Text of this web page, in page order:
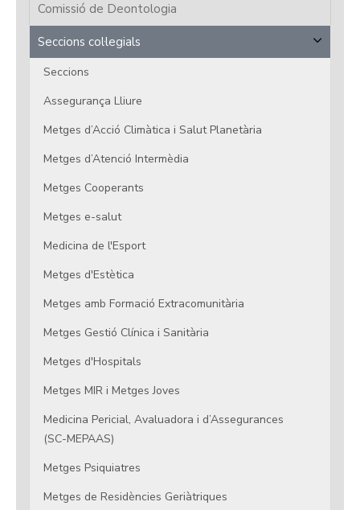
Comissió de Deontologia
Seccions col·legials
Seccions
Assegurança Lliure
Metges d’Acció Climàtica i Salut Planetària
Metges d’Atenció Intermèdia
Metges Cooperants
Metges e-salut
Medicina de l'Esport
Metges d'Estètica
Metges amb Formació Extracomunitària
Metges Gestió Clínica i Sanitària
Metges d'Hospitals
Metges MIR i Metges Joves
Medicina Pericial, Avaluadora i d’Assegurances
(SC-MEPAAS)
Metges Psiquiatres
Metges de Residències Geriàtriques